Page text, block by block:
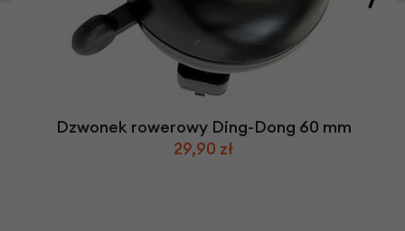
Dzwonek rowerowy Ding-Dong 60 mm
29,90 zł